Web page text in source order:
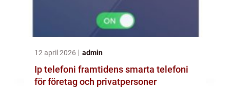
12 april 2026 admin
Ip telefoni framtidens smarta telefoni
för företag och privatpersoner